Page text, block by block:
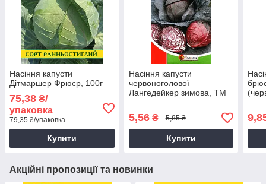
Насіння капусти
Дітмаршер Фрюєр, 100г
75,38 ₴/
упаковка
79,35 ₴/упаковка
Купити
Насіння капусти
червоноголової
Лангедейкер зимова, ТМ
5,56₴ 5,85 ₴
Купити
Акційні пропозиції та новинки